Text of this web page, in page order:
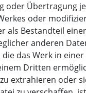
oder Übertragung
oder
als Bestandteil
anderen
das Werk in einer
Dritten
extrahieren oder